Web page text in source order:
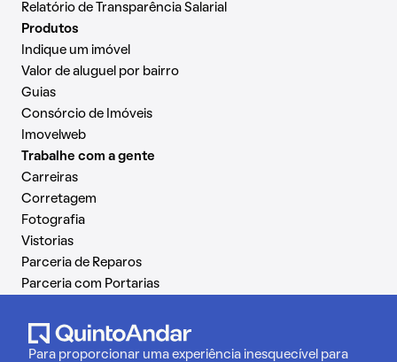
Relatório de Transparência Salarial
Produtos
Indique um imóvel
Valor de aluguel por bairro
Guias
Consórcio de Imóveis
Imovelweb
Trabalhe com a gente
Carreiras
Corretagem
Fotografia
Vistorias
Parceria de Reparos
Parceria com Portarias
Para proporcionar uma experiência inesquecível para